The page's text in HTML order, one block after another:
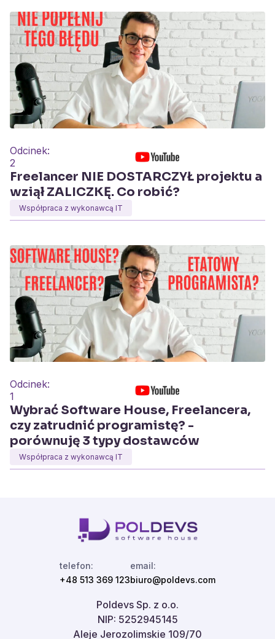
Odcinek:
2
Freelancer NIE DOSTARCZYŁ projektu a
wziął ZALICZKĘ. Co robić?
Współpraca z wykonawcą IT
Odcinek:
1
Wybrać Software House, Freelancera,
czy zatrudnić programistę? -
porównuję 3 typy dostawców
Współpraca z wykonawcą IT
telefon:
+48 513 369 123
email:
biuro@poldevs.com
Poldevs Sp. z o.o.
NIP: 5252945145
Aleje Jerozolimskie 109/70